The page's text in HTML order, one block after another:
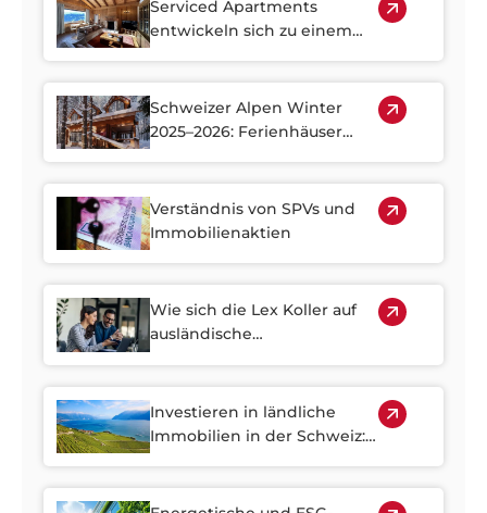
Serviced Apartments
entwickeln sich zu einem
dem Immobilienmarkt in
den Alpen
Schweizer Alpen Winter
2025–2026: Ferienhäuser
Nachfrage
Verständnis von SPVs und
Immobilienaktien
Wie sich die Lex Koller auf
ausländische
Investieren in ländliche
Immobilien in der Schweiz:
ausserhalb der Städte
finden